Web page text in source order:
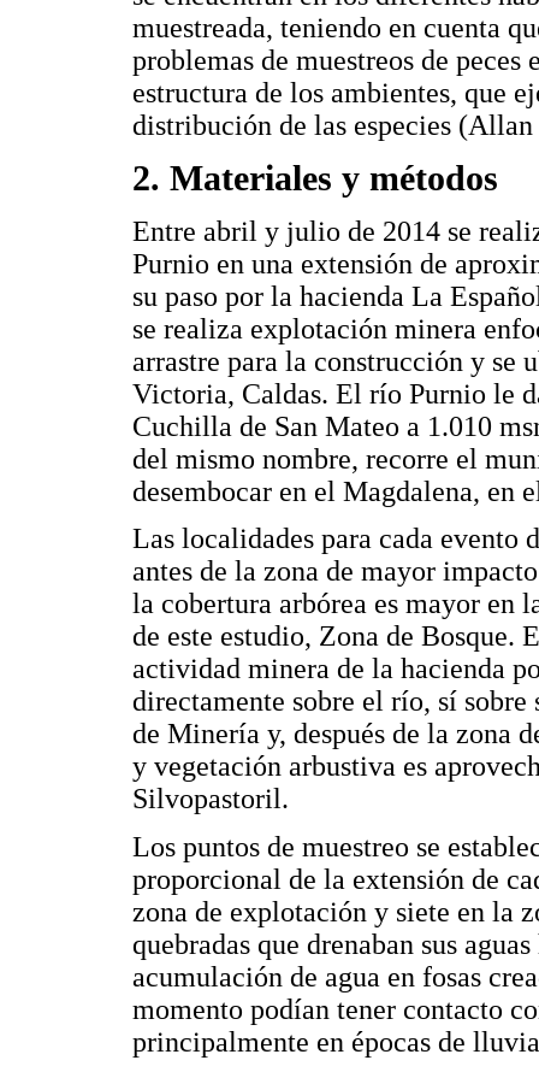
muestreada, teniendo en cuenta
problemas de muestreos de
estructura de los ambientes, que
distribución de las especies
2. Materiales y métodos
Entre abril y julio de 2014 se
Purnio en una extensión de
su paso por la hacienda La
se realiza explotación minera
arrastre para la construcción y se
Victoria, Caldas. El río Purnio le
Cuchilla de San Mateo a 1.010
del mismo nombre, recorre el
desembocar en el Magdalena, en
Las localidades para cada evento
antes de la zona de mayor
la cobertura arbórea es mayor en
de este estudio, Zona de Bosque.
actividad minera de la hacienda
directamente sobre el río, sí
de Minería y, después de la zona
y vegetación arbustiva es
Silvopastoril.
Los puntos de muestreo se
proporcional de la extensión de
zona de explotación y siete en la
quebradas que drenaban sus
acumulación de agua en fosas
momento podían tener contacto
principalmente en épocas de